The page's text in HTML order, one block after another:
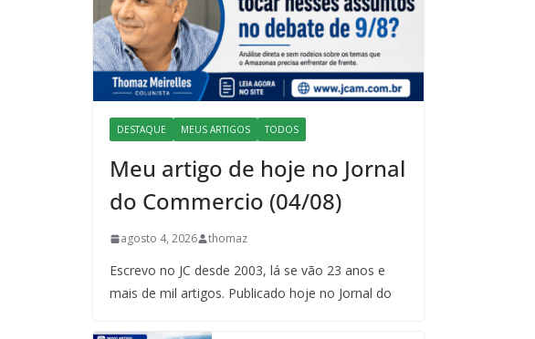
DESTAQUE MEUS ARTIGOS TODOS
Meu artigo de hoje no Jornal
do Commercio (04/08)
agosto 4, 2026 thomaz
Escrevo no JC desde 2003, lá se vão 23 anos e
mais de mil artigos. Publicado hoje no Jornal do